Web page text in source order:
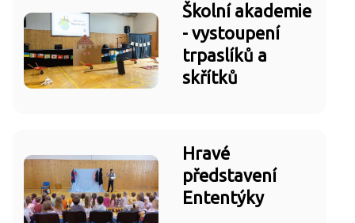
Školní akademie
- vystoupení
trpaslíků a
skřítků
Hravé
představení
Ententýky